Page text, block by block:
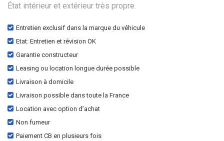
État intérieur et extérieur très propre.
Entretien exclusif dans la marque du véhicule
Etat: Entretien et révision OK
Garantie constructeur
Leasing ou location longue durée possible
Livraison à domicile
Livraison possible dans toute la France
Location avec option d’achat
Non fumeur
Paiement CB en plusieurs fois